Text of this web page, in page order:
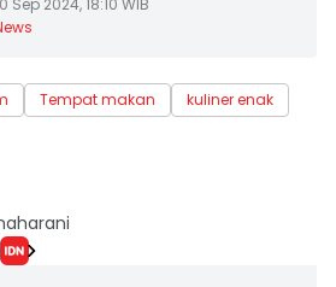
Sep 2024, 18:10 WIB
Tempat makan
kuliner enak